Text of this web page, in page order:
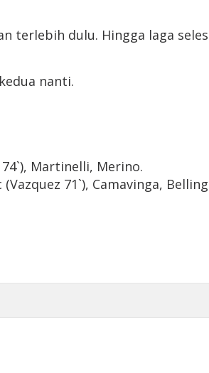
terlebih dulu. Hingga laga
nanti.
Martinelli, Merino.
71`), Camavinga,